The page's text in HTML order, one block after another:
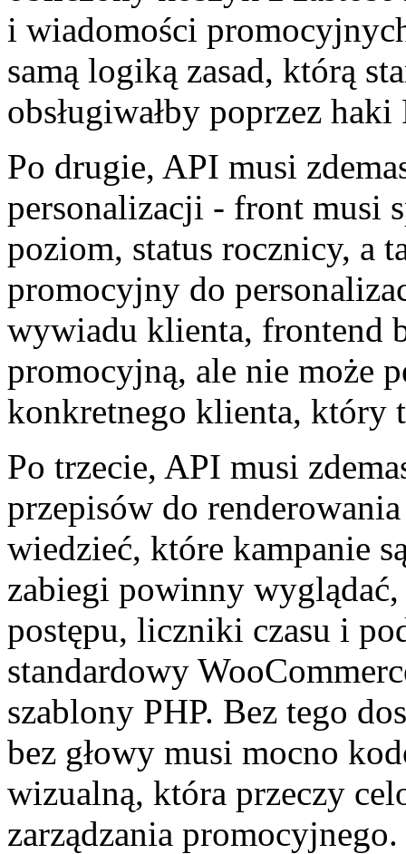
i wiadomości
samą logiką zasad, którą
obsługiwałby poprzez haki
Po drugie, API musi
personalizacji - front musi
poziom, status rocznicy, a
promocyjny do
wywiadu klienta, frontend
promocyjną, ale nie może
konkretnego klienta, który
Po trzecie, API musi
przepisów do
wiedzieć, które kampanie
zabiegi powinny
postępu, liczniki czasu i
standardowy
szablony PHP. Bez tego
bez głowy musi mocno
wizualną, która przeczy
zarządzania promocyjnego.